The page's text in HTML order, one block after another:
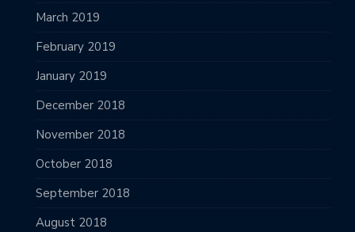
March 2019
February 2019
January 2019
December 2018
November 2018
October 2018
September 2018
August 2018